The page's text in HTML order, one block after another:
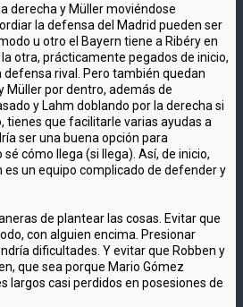
derecha y Müller moviéndose
la defensa del Madrid pueden ser
u otro el Bayern tiene a Ribéry en
otra, prácticamente pegados de inicio,
defensa rival. Pero también quedan
Müller por dentro, además de
y Lahm doblando por la derecha si
tienes que facilitarle varias ayudas a
ser una buena opción para
cómo llega (si llega). Así, de inicio,
es un equipo complicado de defender y
de plantear las cosas. Evitar que
con alguien encima. Presionar
dificultades. Y evitar que Robben y
que sea porque Mario Gómez
largos casi perdidos en posesiones de